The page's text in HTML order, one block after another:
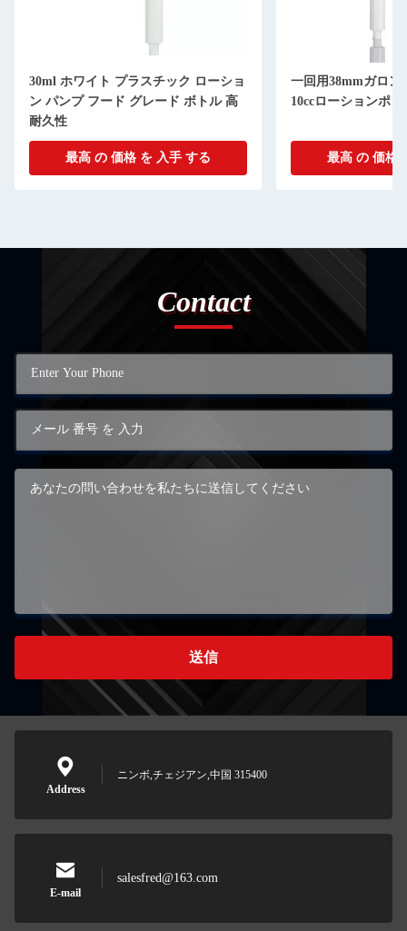
30ml ホワイト プラスチック ローショ
ン パンプ フード グレード ボトル 高
耐久性
最高 の 価格 を 入手 する
一回用38mmガロン
10ccローションポン
最高 の 価格
Contact
送信
Address
ニンボ,チェジアン,中国 315400
E-mail
salesfred@163.com